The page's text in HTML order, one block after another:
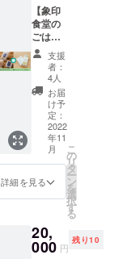
いう方
や、 会
食や結
婚式な
どのイ
ベント
ごと
や、セ
ミナー
を運営
する方
に大変
おすす
めのま
す。
（使い
【象印
食堂の
ごはん3
種×2 と
セット
コー
ス】 ・
ごはん
で作っ
た除菌
ウエッ
ティッ
シュ 35
点 ・象
印食堂
（3合真
空パッ
ク）2点
支援
者：
4人
お届
け予
定：
2022
年11
月
詳細を見る
こ
の
リ
タ
ー
ン
を
選
択
す
る
20,
000 円
残り10